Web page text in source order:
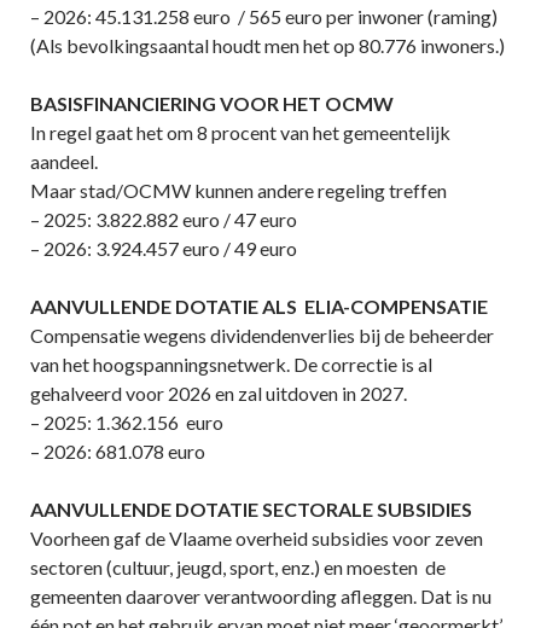
– 2026: 45.131.258 euro / 565 euro per inwoner (raming)
(Als bevolkingsaantal houdt men het op 80.776 inwoners.)
BASISFINANCIERING VOOR HET OCMW
In regel gaat het om 8 procent van het gemeentelijk
aandeel.
Maar stad/OCMW kunnen andere regeling treffen
– 2025: 3.822.882 euro / 47 euro
– 2026: 3.924.457 euro / 49 euro
AANVULLENDE DOTATIE ALS ELIA-COMPENSATIE
Compensatie wegens dividendenverlies bij de beheerder
van het hoogspanningsnetwerk. De correctie is al
gehalveerd voor 2026 en zal uitdoven in 2027.
– 2025: 1.362.156 euro
– 2026: 681.078 euro
AANVULLENDE DOTATIE SECTORALE SUBSIDIES
Voorheen gaf de Vlaame overheid subsidies voor zeven
sectoren (cultuur, jeugd, sport, enz.) en moesten de
gemeenten daarover verantwoording afleggen. Dat is nu